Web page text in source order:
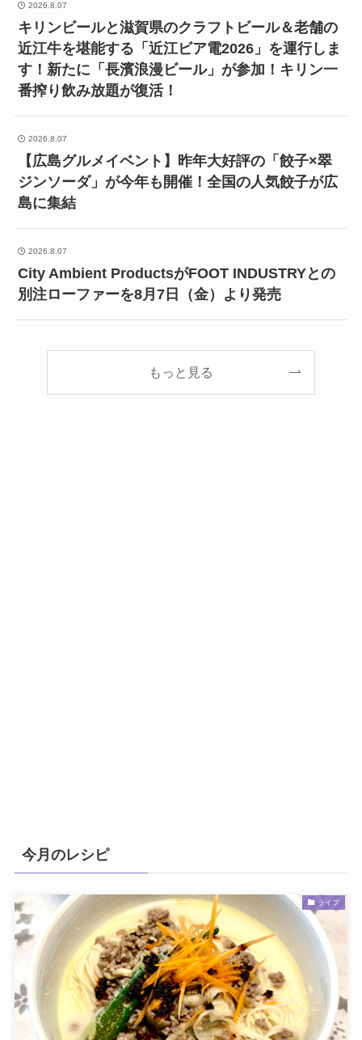
2026.8.07
キリンビールと滋賀県のクラフトビール＆老舗の
近江牛を堪能する「近江ビア電2026」を運行しま
す！新たに「長濱浪漫ビール」が参加！キリン一
番搾り飲み放題が復活！
2026.8.07
【広島グルメイベント】昨年大好評の「餃子×翠
ジンソーダ」が今年も開催！全国の人気餃子が広
島に集結
2026.8.07
City Ambient ProductsがFOOT INDUSTRYとの
別注ローファーを8月7日（金）より発売
もっと見る
今月のレシピ
ライフ